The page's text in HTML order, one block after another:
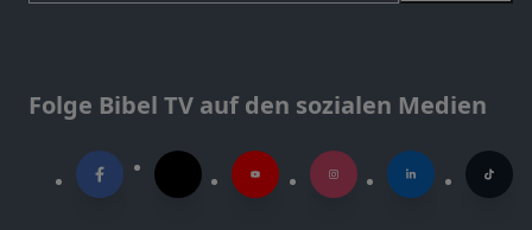
Folge Bibel TV auf den sozialen Medien